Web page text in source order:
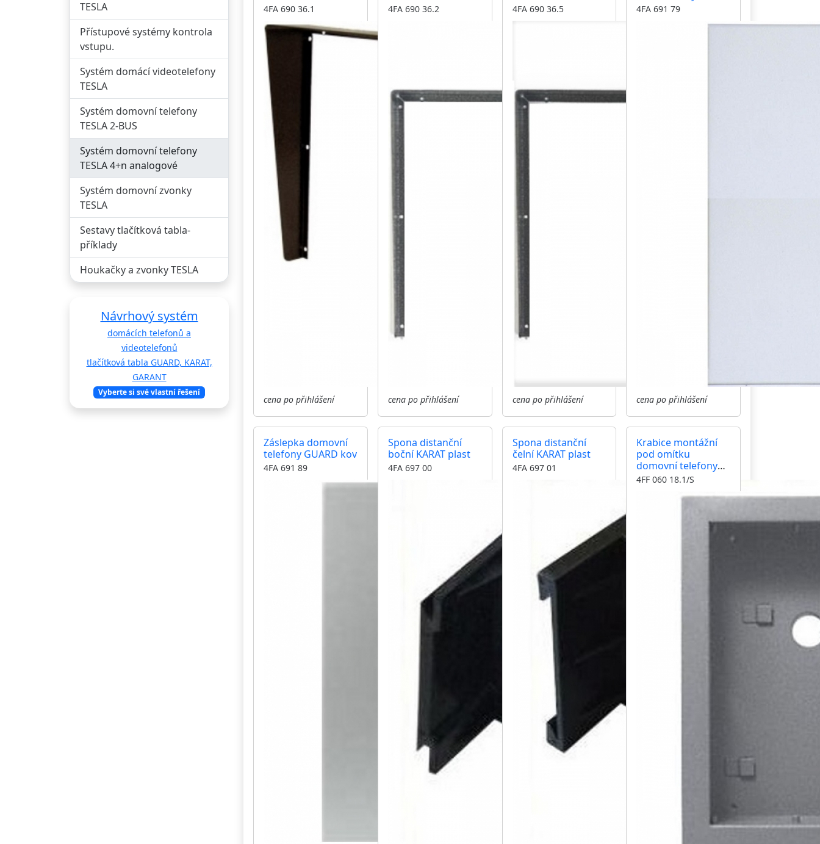
TESLA
Přístupové systémy kontrola
vstupu.
Systém domácí videotelefony
TESLA
Systém domovní telefony
TESLA 2-BUS
Systém domovní telefony
TESLA 4+n analogové
Systém domovní zvonky
TESLA
Sestavy tlačítková tabla-
příklady
Houkačky a zvonky TESLA
Návrhový systém
domácích telefonů a
videotelefonů
tlačítková tabla GUARD, KARAT,
GARANT
Vyberte si své vlastní řešení
modulů
antika měděná
4FA 690 36.1
cena po přihlášení
modulů
4FA 690 36.2
cena po přihlášení
modulů
horizontální barva
4FA 690 36.5
cena po přihlášení
4FA 691 79
cena po přihlášení
Záslepka domovní
telefony GUARD kov
4FA 691 89
Spona distanční
boční KARAT plast
4FA 697 00
Spona distanční
čelní KARAT plast
4FA 697 01
Krabice montážní
pod omítku
domovní telefony
TESLA 4+n TT 85
4FF 060 18.1/S